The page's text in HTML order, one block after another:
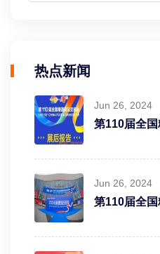
热点新闻
Jun 26, 2024
第110届全
Jun 26, 2024
第110届全